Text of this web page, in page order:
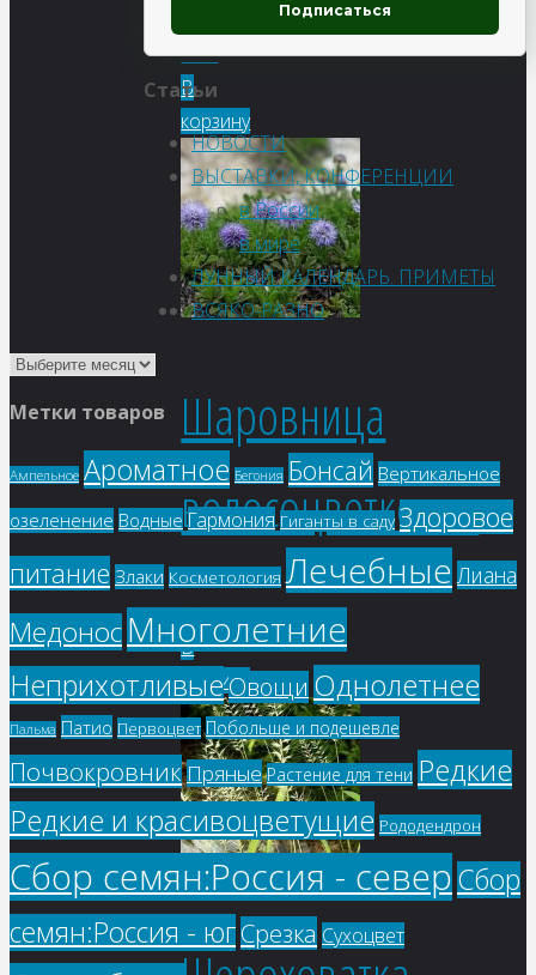
80₽
В
корзину
Шаровница
волосоцветковая
73₽
В
корзину
Подписаться
Статьи
НОВОСТИ
ВЫСТАВКИ, КОНФЕРЕНЦИИ
в России
в мире
ЛУННЫЙ КАЛЕНДАРЬ. ПРИМЕТЫ
ВСЯКО-РАЗНО
Метки товаров
Ампельное Ароматное Бегония Бонсай Вертикальное
озеленение Водные Гармония Гиганты в саду Здоровое
питание Злаки Косметология Лечебные Лиана
МедоносМноголетние
Неприхотливые Овощи Однолетнее
Пальма Патио Первоцвет Побольше и подешевле
Почвокровник Пряные Растение для тени Редкие
Редкие и красивоцветущие Рододендрон
Сбор семян:Россия - северСбор
семян:Россия - югСрезка Сухоцвет